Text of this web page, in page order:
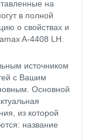
на
в полной
о свойствах и
A-4408 LH.
источником
с Вашим
Основной
из которой
название